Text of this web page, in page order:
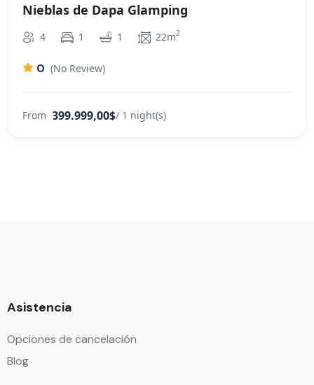
Nieblas de Dapa Glamping
4 1 1 22m2
0 (No Review)
From 399.999,00$/ 1 night(s)
Asistencia
Opciones de cancelación
Blog